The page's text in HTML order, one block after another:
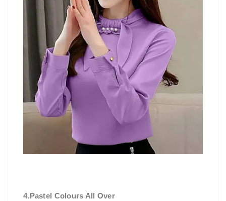
4.Pastel Colours All Over